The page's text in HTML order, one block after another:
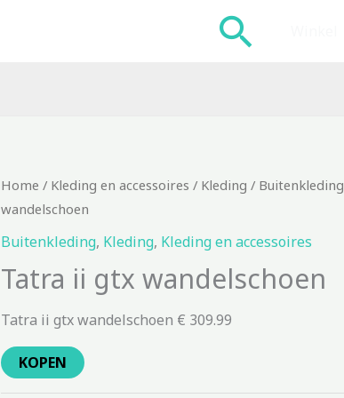
Zoeken
Home / Kleding en accessoires / Kleding / Buitenkleding
wandelschoen
Buitenkleding, Kleding, Kleding en accessoires
Tatra ii gtx wandelschoen
Tatra ii gtx wandelschoen € 309.99
KOPEN